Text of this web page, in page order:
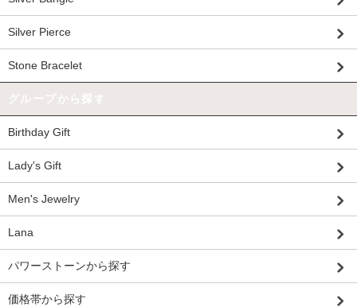
Silver Pierce
Stone Bracelet
グループから探す
Birthday Gift
Lady's Gift
Men's Jewelry
Lana
パワーストーンから探す
価格帯から探す